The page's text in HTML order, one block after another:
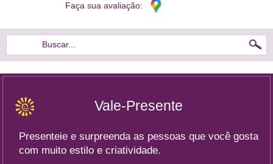
Faça sua avaliação:
Buscar...
Vale-Presente
Presenteie e surpreenda as pessoas que você gosta
com muito estilo e criatividade.